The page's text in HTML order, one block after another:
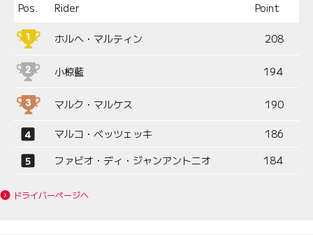
Pos. Rider Point
ホルヘ・マルティン 208
小椋藍 194
マルク・マルケス 190
マルコ・ベッツェッキ
186
ファビオ・ディ・ジャンアントニオ
184
ドライバーページへ